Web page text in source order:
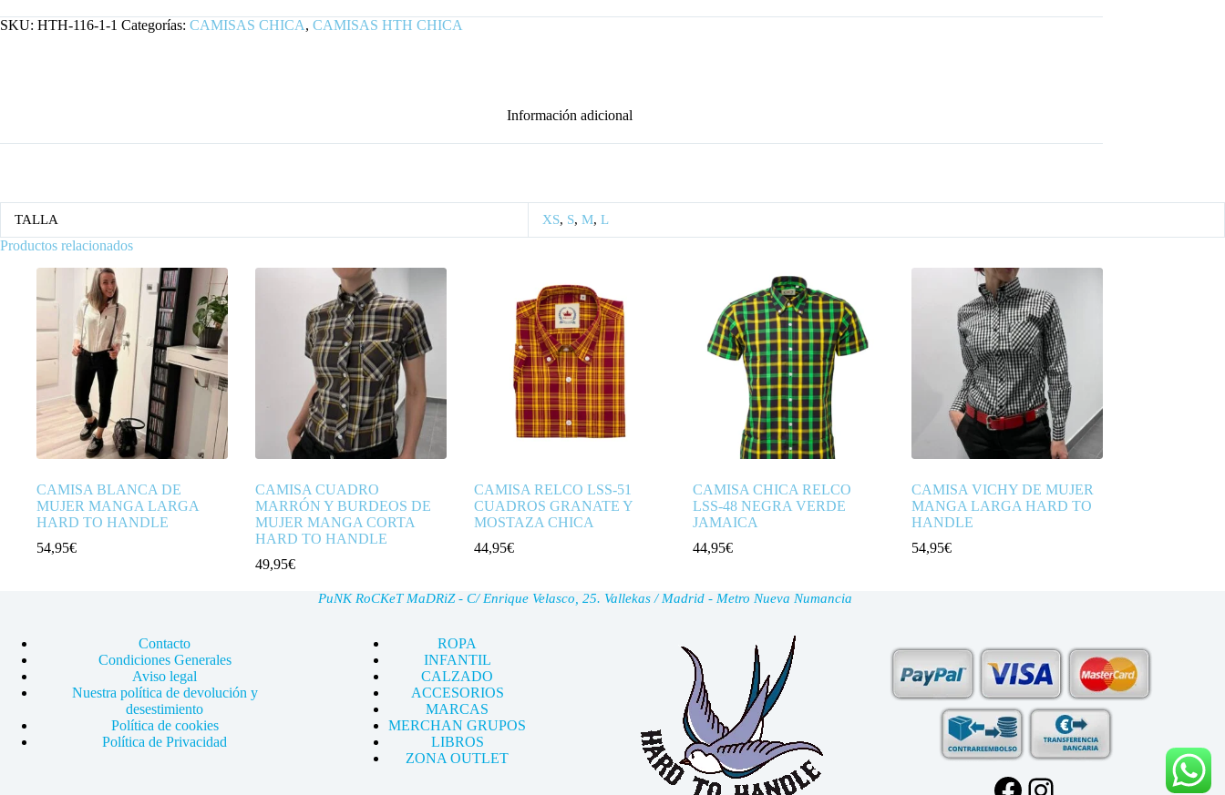
CORTA
SKU: HTH-116-1-1 Categorías: CAMISAS CHICA, CAMISAS HTH CHICA
Información adicional
TALLA XS, S, M, L
Productos relacionados
CAMISA BLANCA DE
MUJER MANGA LARGA
HARD TO HANDLE
54,95€
CAMISA CUADRO
MARRÓN Y BURDEOS DE
MUJER MANGA CORTA
HARD TO HANDLE
49,95€
CAMISA RELCO LSS-51
CUADROS GRANATE Y
MOSTAZA CHICA
44,95€
CAMISA CHICA RELCO
LSS-48 NEGRA VERDE
JAMAICA
44,95€
CAMISA VICHY DE MUJER
MANGA LARGA HARD TO
HANDLE
54,95€
PuNK RoCKeT MaDRiZ - C/ Enrique Velasco, 25. Vallekas / Madrid - Metro Nueva Numancia
Contacto
Condiciones Generales
Aviso legal
Nuestra política de devolución y
desestimiento
Política de cookies
Política de Privacidad
ROPA
INFANTIL
CALZADO
ACCESORIOS
MARCAS
MERCHAN GRUPOS
LIBROS
ZONA OUTLET